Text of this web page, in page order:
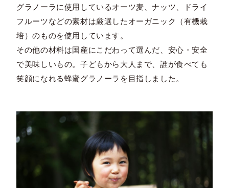
グラノーラに使用しているオーツ麦、ナッツ、ドライ
フルーツなどの素材は厳選したオーガニック（有機栽
培）のものを使用しています。
その他の材料は国産にこだわって選んだ、安心・安全
で美味しいもの。子どもから大人まで、誰が食べても
笑顔になれる蜂蜜グラノーラを目指しました。